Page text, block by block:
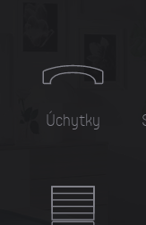
Úchytky